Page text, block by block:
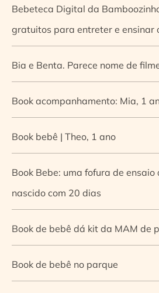
Bebeteca Digital da
gratuitos para entreter e ensinar
Bia e Benta. Parece nome de
Book acompanhamento: Mia, 1
Book bebê | Theo, 1 ano
Book Bebe: uma fofura de ensaio
nascido com 20 dias
Book de bebê dá kit da MAM de
Book de bebê no parque